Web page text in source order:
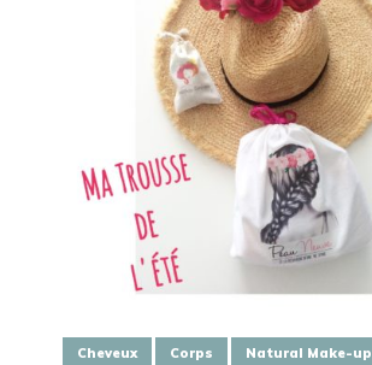
Cheveux Corps Natural Make-up